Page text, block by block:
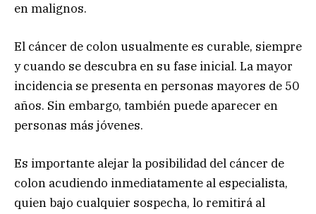
en malignos.
El cáncer de colon usualmente es curable, siempre
y cuando se descubra en su fase inicial. La mayor
incidencia se presenta en personas mayores de 50
años. Sin embargo, también puede aparecer en
personas más jóvenes.
Es importante alejar la posibilidad del cáncer de
colon acudiendo inmediatamente al especialista,
quien bajo cualquier sospecha, lo remitirá al